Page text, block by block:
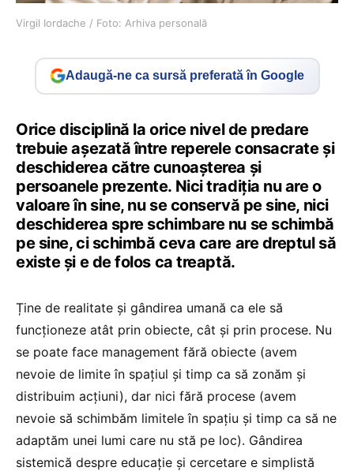
Virgil Iordache / Foto: Arhiva personală
Adaugă-ne ca sursă preferată în Google
Orice disciplină la orice nivel de predare
trebuie așezată între reperele consacrate și
deschiderea către cunoașterea și
persoanele prezente. Nici tradiția nu are o
valoare în sine, nu se conservă pe sine, nici
deschiderea spre schimbare nu se schimbă
pe sine, ci schimbă ceva care are dreptul să
existe și e de folos ca treaptă.
Ține de realitate și gândirea umană ca ele să
funcționeze atât prin obiecte, cât și prin procese. Nu
se poate face management fără obiecte (avem
nevoie de limite în spațiul și timp ca să zonăm și
distribuim acțiuni), dar nici fără procese (avem
nevoie să schimbăm limitele în spațiu și timp ca să ne
adaptăm unei lumi care nu stă pe loc). Gândirea
sistemică despre educație și cercetare e simplistă